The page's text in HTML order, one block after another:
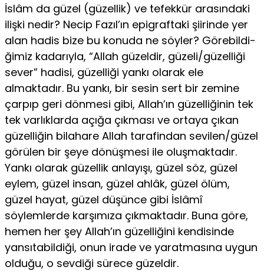
İslâm da güzel (güzellik) ve tefekkür arasındaki
ilişki nedir? Necip Fazıl’ın epigraftaki şiirinde yer
alan hadis bize bu konuda ne söyler? Görebildi­
ğimiz kadarıyla, “Allah güzeldir, güzeli/güzelliği
sever” hadisi, güzelliği yankı olarak ele
almaktadır. Bu yankı, bir sesin sert bir zemine
çarpıp geri dönmesi gibi, Allah’ın güzelliğinin tek
tek varlıklarda açığa çıkması ve ortaya çıkan
güzelliğin bilahare Allah tarafindan sevilen/güzel
görü­len bir şeye dönüşmesi ile oluşmaktadır.
Yankı olarak güzellik anlayışı, güzel söz, güzel
eylem, güzel insan, güzel ahlâk, güzel ölüm,
güzel ha­yat, güzel düşünce gibi İslâmî
söylemlerde karşımıza çıkmaktadır. Buna göre,
hemen her şey Allah’ın güzelliğini kendisinde
yansıtabildiği, onun irade ve yaratmasına uygun
olduğu, o sevdiği sürece güzeldir.